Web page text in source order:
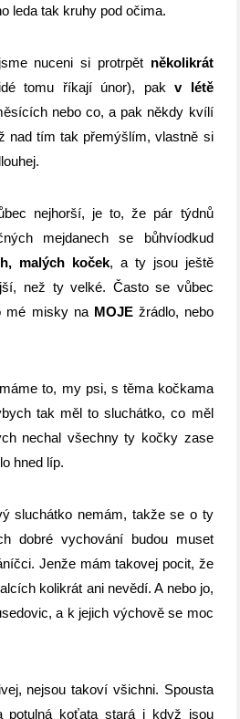
leda tak kruhy pod očima.
nuceni si protrpět několikrát
tomu říkají únor), pakv létě
nebo co, a pak někdy kvílí
nad tím tak přemýšlím, vlastně si
nejhorší, je to, že pár týdnů
mejdanech se bůhvíodkud
malých koček, a ty jsou ještě
než ty velké. Často se vůbec
mé misky na MOJEžrádlo, nebo
to, my psi, s těma kočkama
tak měl to sluchátko, co měl
nechal všechny ty kočky zase
hned líp.
sluchátko nemám, takže se o ty
dobré vychování budou muset
Jenže mám takovej pocit, že
kolikrát ani nevědí. A nebo jo,
a k jejich výchově se moc
nejsou takoví všichni. Spousta
koťata stará i když jsou